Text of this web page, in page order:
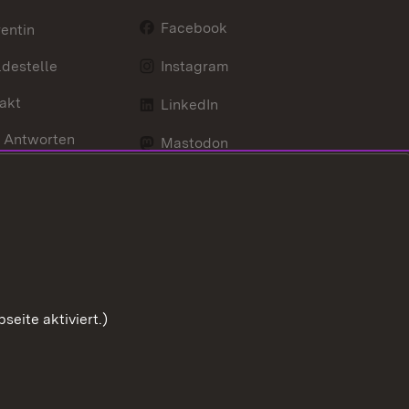
Antworten
Facebook
Instagram
LinkedIn
Mastodon
aktiviert.)